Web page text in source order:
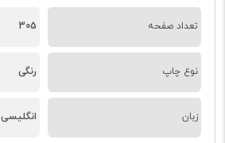
تعداد صفحه 305
نوع چاپ رنگی
زبان انگلیسی